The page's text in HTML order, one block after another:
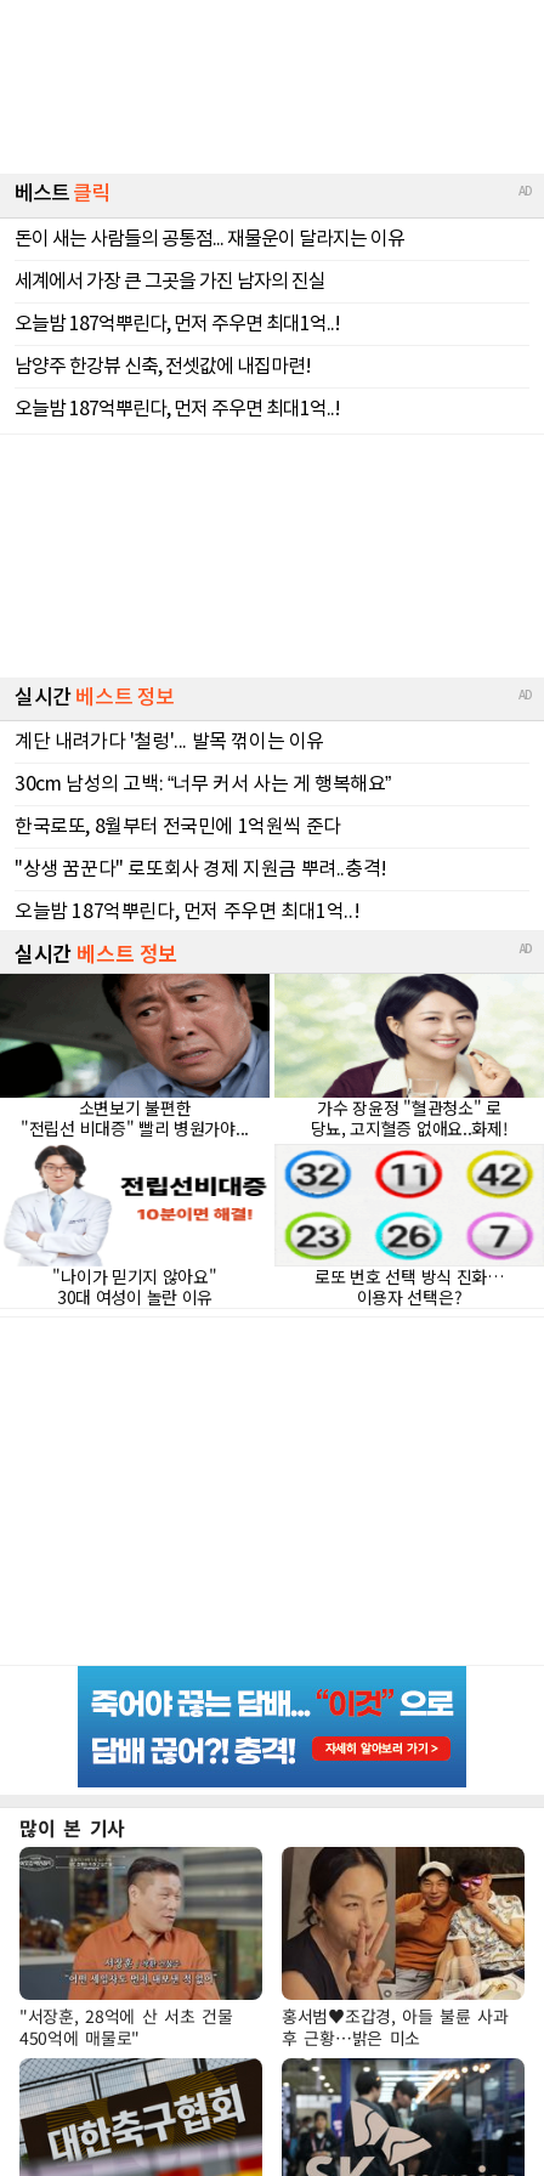
많이 본 기사
"서장훈, 28억에 산 서초 건물
450억에 매물로"
홍서범♥조갑경, 아들 불륜 사과
후 근황…밝은 미소